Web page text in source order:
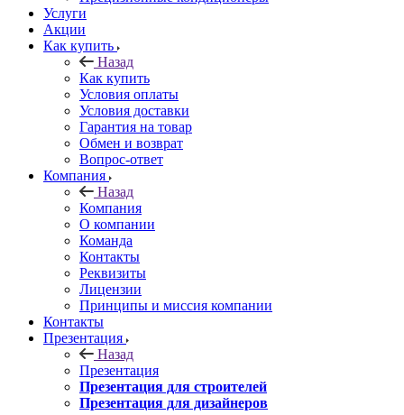
Услуги
Акции
Как купить
Назад
Как купить
Условия оплаты
Условия доставки
Гарантия на товар
Обмен и возврат
Вопрос-ответ
Компания
Назад
Компания
О компании
Команда
Контакты
Реквизиты
Лицензии
Принципы и миссия компании
Контакты
Презентация
Назад
Презентация
Презентация для строителей
Презентация для дизайнеров